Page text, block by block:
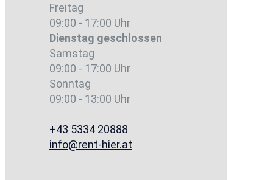
Freitag
09:00 - 17:00 Uhr
Dienstag geschlossen
Samstag
09:00 - 17:00 Uhr
Sonntag
09:00 - 13:00 Uhr
+43 5334 20888
info@rent-hier.at